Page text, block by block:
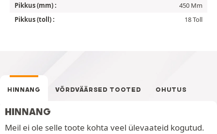
Pikkus (mm) :
450 Mm
Pikkus (toll) :
18 Toll
HINNANG VÕRDVÄÄRSED TOOTED OHUTUS
HINNANG
Meil ei ole selle toote kohta veel ülevaateid kogutud.